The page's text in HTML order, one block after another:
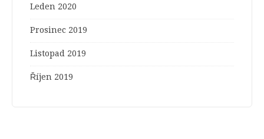
Leden 2020
Prosinec 2019
Listopad 2019
Říjen 2019